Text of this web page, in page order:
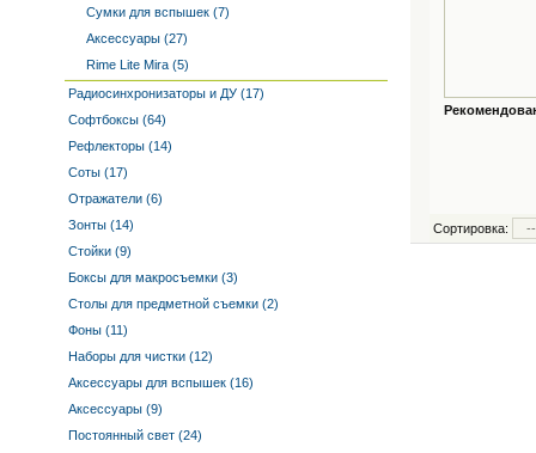
Сумки для вспышек (7)
Аксессуары (27)
Rime Lite Mira (5)
Радиосинхронизаторы и ДУ (17)
Софтбоксы (64)
Рефлекторы (14)
Соты (17)
Отражатели (6)
Зонты (14)
Стойки (9)
Боксы для макросъемки (3)
Столы для предметной съемки (2)
Фоны (11)
Наборы для чистки (12)
Аксессуары для вспышек (16)
Аксессуары (9)
Постоянный свет (24)
Сортировка: